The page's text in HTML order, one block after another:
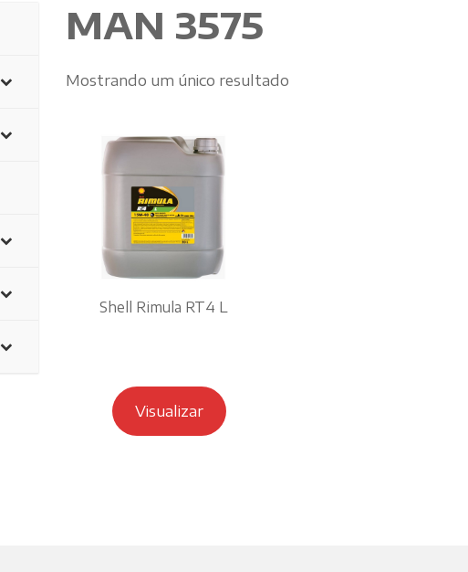
MAN 3575
Mostrando um único resultado
Shell Rimula RT4 L
Visualizar